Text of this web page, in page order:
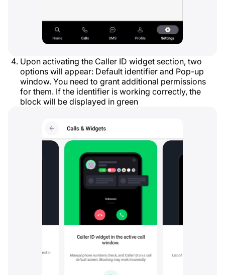
Upon activating the Caller ID widget section, two
options will appear: Default identifier and Pop-up
window. You need to grant additional permissions
for them. If the identifier is working correctly, the
block will be displayed in green